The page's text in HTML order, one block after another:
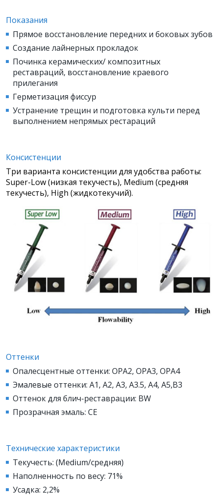
Показания
Прямое восстановление передних и боковых зубов
Создание лайнерных прокладок
Починка керамических/ композитных
реставраций, восстановление краевого
прилегания
Герметизация фиссур
Устранение трещин и подготовка культи перед
выполнением непрямых рестараций
Консистенции
Три варианта консистенции для удобства работы:
Super-Low (низкая текучесть), Medium (средняя
текучесть), High (жидкотекучий).
Оттенки
Опалесцентные оттенки: OPA2, OPA3, OPA4
Эмалевые оттенки: A1, A2, A3, A3.5, A4, A5,B3
Оттенок для блич-реставрации: BW
Прозрачная эмаль: CE
Технические характеристики
Текучесть: (Medium/средняя)
Наполненность по весу: 71%
Усадка: 2,2%